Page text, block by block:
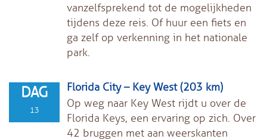
vanzelfsprekend tot de mogelijkheden
tijdens deze reis. Of huur een fiets en
ga zelf op verkenning in het nationale
park.
DAG
13
Florida City – Key West (203 km)
Op weg naar Key West rijdt u over de
Florida Keys, een ervaring op zich. Over
42 bruggen met aan weerskanten